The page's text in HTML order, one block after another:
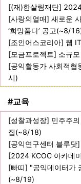
[(재)한살림재단]
[사랑의열매] 새로운
‘희망품다’ 공고(~8/
[조인어스코리아] 웹
[모금프로젝트] 소규
[공익활동가 사회적
시)
#교육
[성찰과성장] 민주주
집(~8/18)
[공익연구센터 블루
[2024 KCOC 아카데
[빠띠] "공익데이터가
(~8/19)